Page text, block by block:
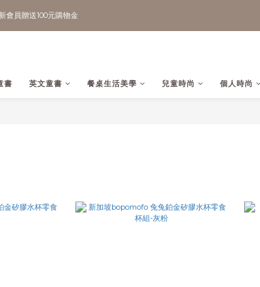
員贈送100元購物金
書 英文童書 餐桌生活美學 兒童時尚 個人時尚